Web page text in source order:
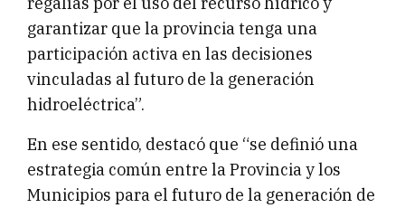
garantizar que la provincia tenga una
participación activa en las decisiones
vinculadas al futuro de la generación
hidroeléctrica”.
En ese sentido, destacó que “se definió una
estrategia común entre la Provincia y los
Municipios para el futuro de la generación de